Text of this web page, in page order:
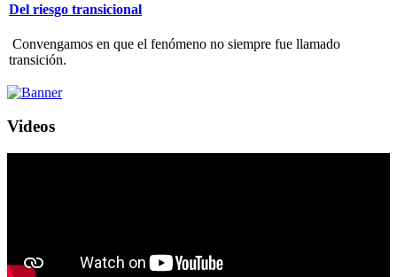
Del riesgo transicional
Convengamos en que el fenómeno no siempre fue llamado
transición.
Videos